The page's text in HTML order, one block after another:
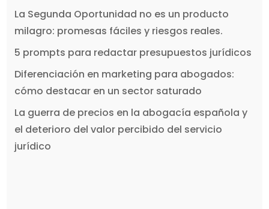
La Segunda Oportunidad no es un producto
milagro: promesas fáciles y riesgos reales.
5 prompts para redactar presupuestos jurídicos
Diferenciación en marketing para abogados:
cómo destacar en un sector saturado
La guerra de precios en la abogacía española y
el deterioro del valor percibido del servicio
jurídico